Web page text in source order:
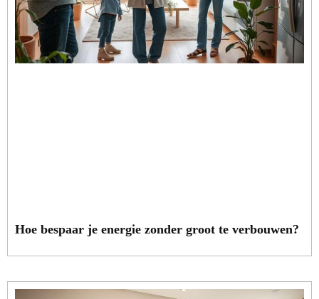
Hoe bespaar je energie zonder groot te verbouwen?